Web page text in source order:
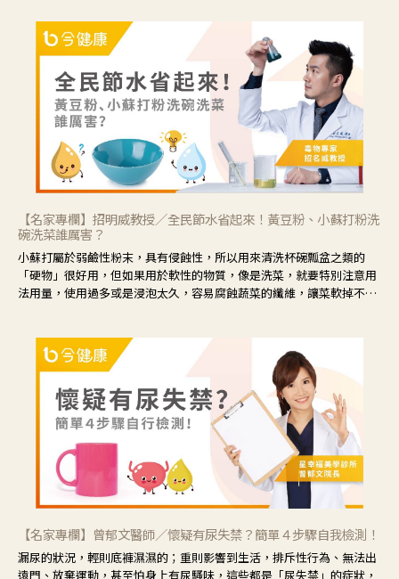
候就要使用菊花、金銀花來治療；假如單純的眼睛乾澀，結膜沒有紅，
眼睛周圍沒有眼屎，這種情況是屬於「陰虛」，就可以使用枸杞、蓮
藕、麥門冬、山藥等比較滋潤的藥材，效果就更顯著。
【名家專欄】招明威教授／全民節水省起來！黃豆粉、小蘇打粉洗
碗洗菜誰厲害？
小蘇打屬於弱鹼性粉末，具有侵蝕性，所以用來清洗杯碗瓢盆之類的
「硬物」很好用，但如果用於軟性的物質，像是洗菜，就要特別注意用
法用量，使用過多或是浸泡太久，容易腐蝕蔬菜的纖維，讓菜軟掉不清
【名家專欄】曾郁文醫師／懷疑有尿失禁？簡單４步驟自我檢測！
漏尿的狀況，輕則底褲濕濕的；重則影響到生活，排斥性行為、無法出
遠門、放棄運動，甚至怕身上有尿騷味，這些都是「尿失禁」的症狀，